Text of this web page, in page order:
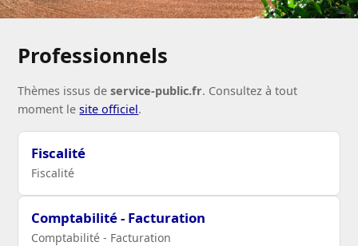
Professionnels
Thèmes issus deservice-public.fr. Consultez à tout
moment lesite officiel.
Fiscalité
Fiscalité
Comptabilité - Facturation
Comptabilité - Facturation